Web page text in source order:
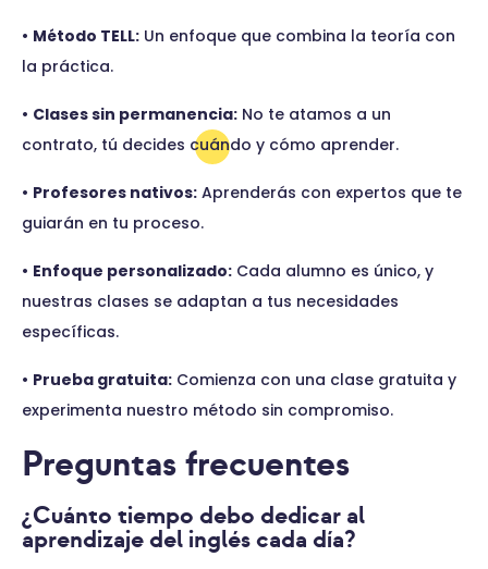
• Método TELL: Un enfoque que combina la teoría con
la práctica.
• Clases sin permanencia: No te atamos a un
contrato, tú decides cuándo y cómo aprender.
• Profesores nativos: Aprenderás con expertos que te
guiarán en tu proceso.
• Enfoque personalizado: Cada alumno es único, y
nuestras clases se adaptan a tus necesidades
específicas.
• Prueba gratuita: Comienza con una clase gratuita y
experimenta nuestro método sin compromiso.
Preguntas frecuentes
¿Cuánto tiempo debo dedicar al
aprendizaje del inglés cada día?